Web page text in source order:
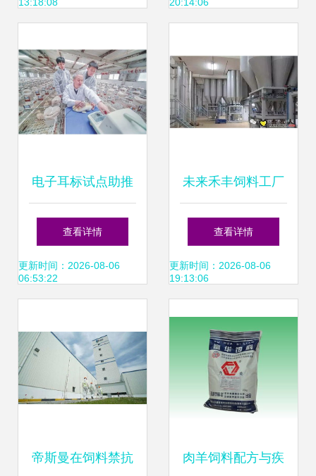
电子耳标试点助推
畜牧业智慧转型，
饲料安全协同保障
查看详情
更新时间：2026-08-06
06:53:22
未来禾丰饲料工厂
智能化与可持续发
展的新蓝图
查看详情
更新时间：2026-08-06
19:13:06
帝斯曼在饲料禁抗 肉羊饲料配方与疾